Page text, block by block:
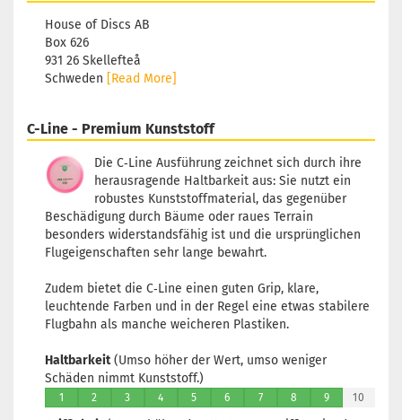
House of Discs AB
Box 626
931 26 Skellefteå
Schweden [Read More]
C-Line - Premium Kunststoff
Die C‑Line Ausführung zeichnet sich durch ihre
herausragende Haltbarkeit aus: Sie nutzt ein
robustes Kunststoffmaterial, das gegenüber
Beschädigung durch Bäume oder raues Terrain
besonders widerstandsfähig ist und die ursprünglichen
Flugeigenschaften sehr lange bewahrt.
Zudem bietet die C‑Line einen guten Grip, klare,
leuchtende Farben und in der Regel eine etwas stabilere
Flugbahn als manche weicheren Plastiken.
Haltbarkeit(Umso höher der Wert, umso weniger
Schäden nimmt Kunststoff.)
1 2 3 4 5 6 7 8 9 10